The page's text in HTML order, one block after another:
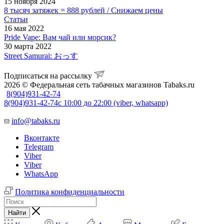
8 тысяч затяжек = 888 рублей / Снижаем цены
Статьи
16 мая 2022
Pride Vape: Вам чай или морсик?
30 марта 2022
Street Samurai: おっす
Подписаться на рассылку
2026 © Федеральная сеть табачных магазинов Tabaks.ru
8(904)931-42-74
8(904)931-42-74с 10:00 до 22:00 (viber, whatsapp)
info@tabaks.ru
Вконтакте
Telegram
Viber
Viber
WhatsApp
Политика конфиденциальности
Найти